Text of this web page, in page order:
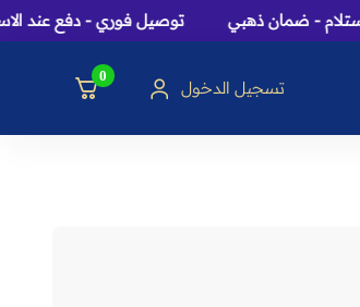
- ضمان ذهبي توصيل فوري - دفع عند
هدايا
0
تسجيل الدخول